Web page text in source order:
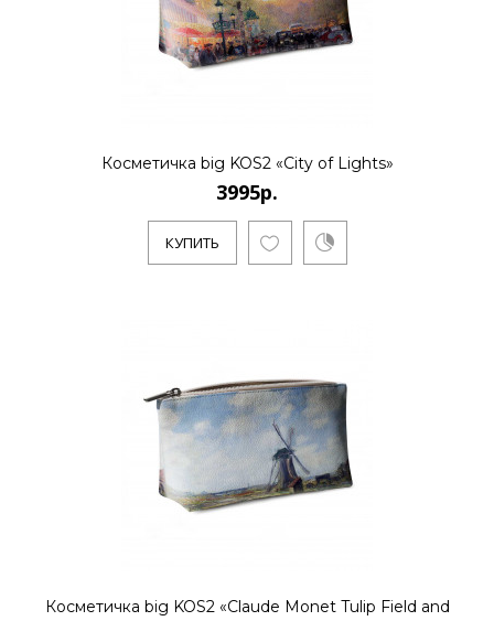
3995р.
КУПИТЬ
..
Косметичка big KOS2 «City of Lights»
3995р.
КУПИТЬ
Косметичка big KOS2 «Claude Monet Tulip Field and